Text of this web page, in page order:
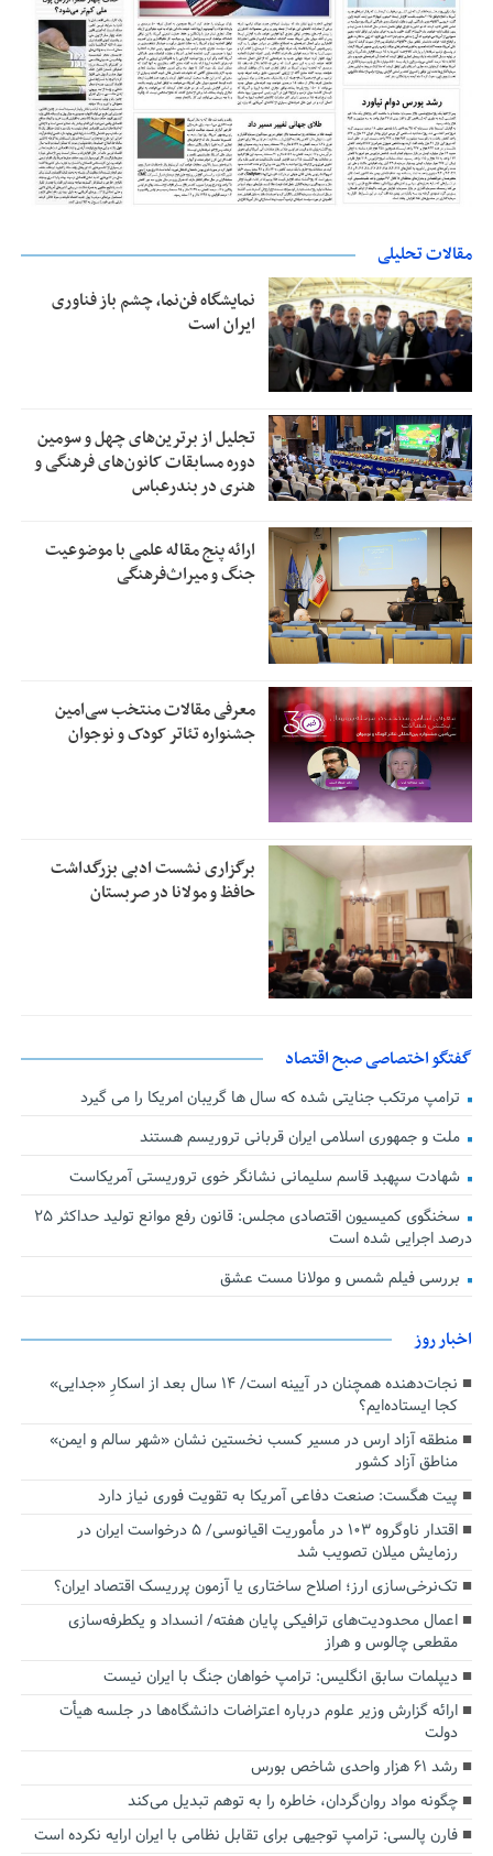
مقالات تحلیلی
نمایشگاه فن‌نما، چشم باز فناوری
ایران است
تجلیل از بر‌ترین‌های چهل و سومین
دوره مسابقات کانون‌های فرهنگی و
هنری در بندرعباس
ارائه پنج مقاله علمی با موضوعیت
جنگ و میراث‌فرهنگی
معرفی مقالات منتخب سی‌امین
جشنواره تئاتر کودک و نوجوان
برگزاری نشست ادبی بزرگداشت
حافظ و مولانا در صربستان
گفتگو اختصاصی صبح اقتصاد
ترامپ مرتکب جنایتی شده که سال ها گریبان امریکا را می گیرد
ملت و جمهوری اسلامی ایران قربانی تروریسم هستند
شهادت سپهبد قاسم سلیمانی نشانگر خوی تروریستی آمریکاست
سخنگوی کمیسیون اقتصادی مجلس: قانون رفع موانع تولید حداکثر ۲۵
درصد اجرایی شده است
بررسی فیلم شمس و مولانا مست عشق
اخبار روز
نجات‌دهنده‌ همچنان در آیینه است/ ۱۴ سال بعد از اسکارِ «جدایی»
کجا ایستاده‌ایم؟
منطقه آزاد ارس در مسیر کسب نخستین نشان «شهر سالم و ایمن»
مناطق آزاد کشور
پیت هگست: صنعت دفاعی آمریکا به تقویت فوری نیاز دارد
اقتدار ناوگروه ۱۰۳ در مأموریت‌ اقیانوسی/ ۵ درخواست ایران در
رزمایش میلان تصویب شد
تک‌نرخی‌سازی ارز؛ اصلاح ساختاری یا آزمون پرریسک اقتصاد ایران؟
اعمال محدودیت‌های ترافیکی پایان هفته/ انسداد و یکطرفه‌سازی
مقطعی چالوس و هراز
دیپلمات سابق انگلیس:‌ ترامپ خواهان جنگ با ایران نیست
ارائه گزارش وزیر علوم درباره اعتراضات دانشگاه‌ها در جلسه هیأت
دولت
رشد ۶۱ هزار واحدی شاخص بورس
چگونه مواد روان‌گردان، خاطره را به توهم تبدیل می‌کند
فارن پالسی: ترامپ توجیهی برای تقابل نظامی با ایران ارایه نکرده است